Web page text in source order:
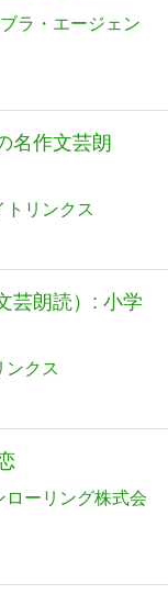
ラ・エージェン
名作文芸朗
トリンクス
芸朗読）: 小学
ンクス
ローリング株式会